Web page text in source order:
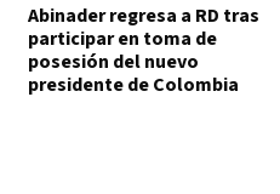
Abinader regresa a RD tras
participar en toma de
posesión del nuevo
presidente de Colombia